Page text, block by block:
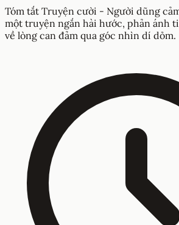
Tóm tắt Truyện cười - Người dũng
một truyện ngắn hài hước, phản ánh
về lòng can đảm qua góc nhìn dí dỏm.